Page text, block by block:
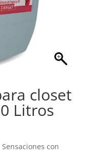
closet
Litros
con